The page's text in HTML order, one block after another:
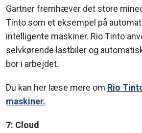
Gartner fremhæver det store
Tinto som et eksempel på
intelligente maskiner. Rio Tinto
selvkørende lastbiler og
bor i arbejdet.
Du kan her læse mere om Rio
maskiner.
7: Cloud